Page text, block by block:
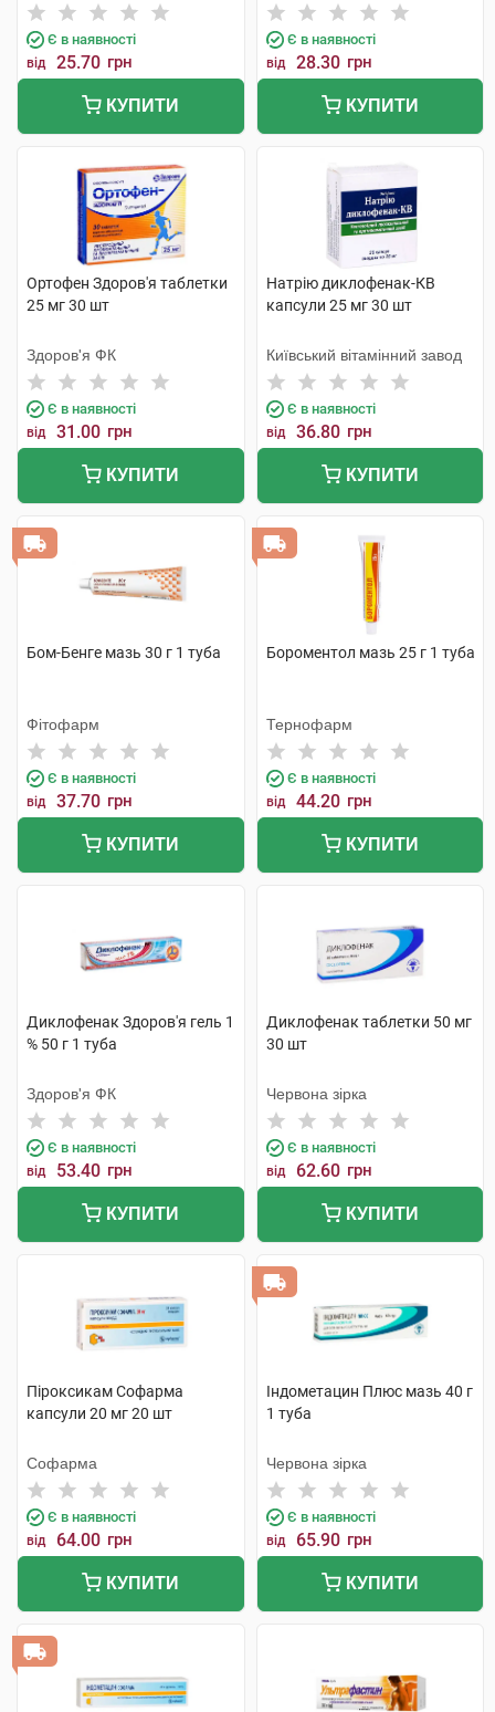
Є в наявності
від 25.70 грн
КУПИТИ
Є в наявності
від 28.30 грн
КУПИТИ
Ортофен Здоров'я таблетки
25 мг 30 шт
Здоров'я ФК
Є в наявності
від 31.00 грн
КУПИТИ
Натрію диклофенак-КВ
капсули 25 мг 30 шт
Київський вітамінний завод
Є в наявності
від 36.80 грн
КУПИТИ
Бом-Бенге мазь 30 г 1 туба
Фітофарм
Є в наявності
від 37.70 грн
КУПИТИ
Бороментол мазь 25 г 1 туба
Тернофарм
Є в наявності
від 44.20 грн
КУПИТИ
Диклофенак Здоров'я гель 1
% 50 г 1 туба
Здоров'я ФК
Є в наявності
від 53.40 грн
КУПИТИ
Диклофенак таблетки 50 мг
30 шт
Червона зірка
Є в наявності
від 62.60 грн
КУПИТИ
Піроксикам Софарма
капсули 20 мг 20 шт
Софарма
Є в наявності
від 64.00 грн
КУПИТИ
Індометацин Плюс мазь 40 г
1 туба
Червона зірка
Є в наявності
від 65.90 грн
КУПИТИ